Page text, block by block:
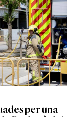
per una